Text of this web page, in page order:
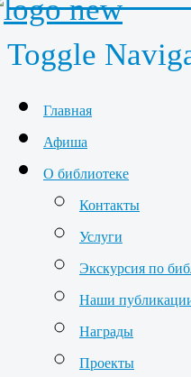
Toggle
Главная
Афиша
О библиотеке
Контакты
Услуги
Экскурсия по
Наши
Награды
Проекты